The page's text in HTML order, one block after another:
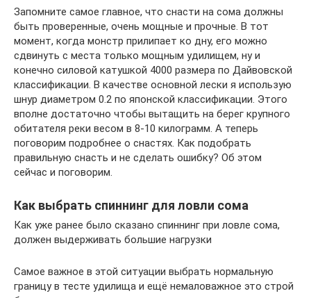
Запомните самое главное, что снасти на сома должны
быть проверенные, очень мощные и прочные. В тот
момент, когда монстр прилипает ко дну, его можно
сдвинуть с места только мощным удилищем, ну и
конечно силовой катушкой 4000 размера по Дайвовской
классификации. В качестве основной лески я использую
шнур диаметром 0.2 по японской классификации. Этого
вполне достаточно чтобы вытащить на берег крупного
обитателя реки весом в 8-10 килограмм. А теперь
поговорим подробнее о снастях. Как подобрать
правильную снасть и не сделать ошибку? Об этом
сейчас и поговорим.
Как выбрать спиннинг для ловли сома
Как уже ранее было сказано спиннинг при ловле сома,
должен выдерживать большие нагрузки
Самое важное в этой ситуации выбрать нормальную
границу в тесте удилища и ещё немаловажное это строй